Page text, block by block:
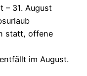
– 31. August
statt, offene
im August.